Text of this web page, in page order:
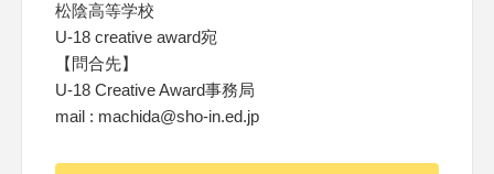
松陰高等学校
U-18 creative award宛
【問合先】
U-18 Creative Award事務局
mail : machida@sho-in.ed.jp